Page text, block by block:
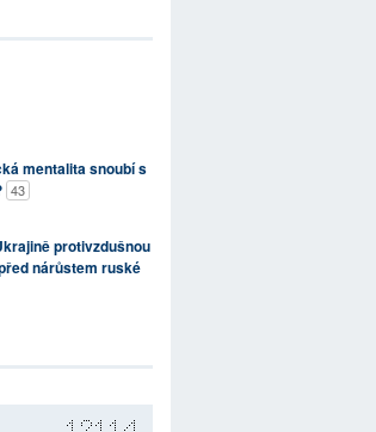
mentalita snoubí s
43
protivzdušnou
nárůstem ruské